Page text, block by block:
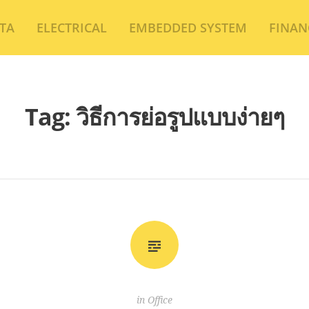
ELECTRICAL EMBEDDED SYSTEM
Tag:วิธีการย่อรูปแบบง่ายๆ
in Office